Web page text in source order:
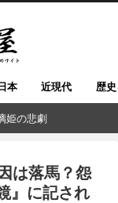
本 近現代 歴
姫の悲劇
は落馬？怨
』に記され